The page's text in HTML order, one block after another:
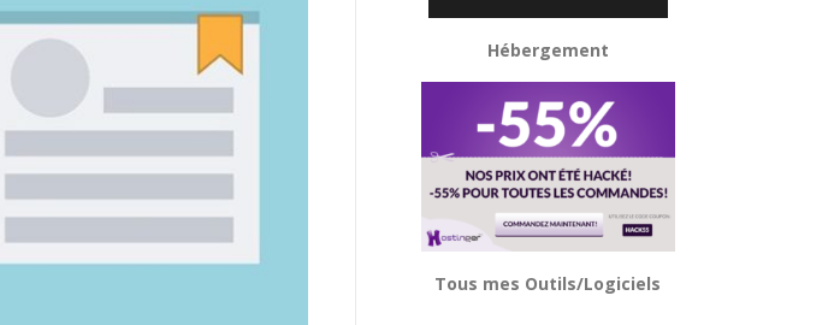
Hébergement
Tous mes Outils/Logiciels